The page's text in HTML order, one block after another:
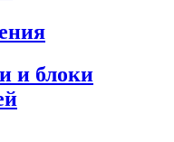
и блоки